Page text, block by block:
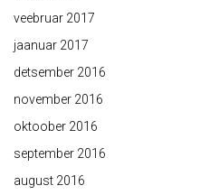
veebruar 2017
jaanuar 2017
detsember 2016
november 2016
oktoober 2016
september 2016
august 2016